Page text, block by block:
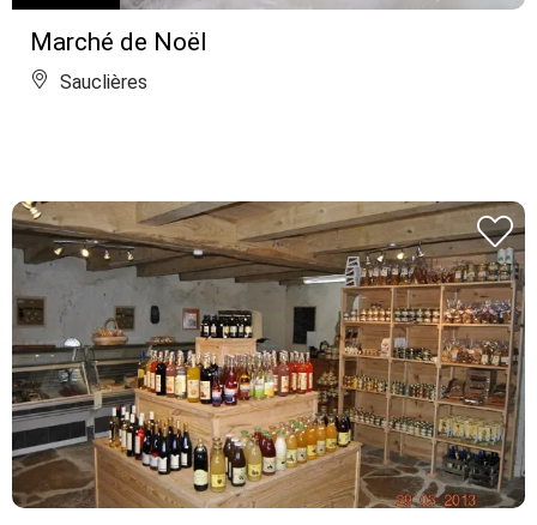
Marché de Noël
Sauclières